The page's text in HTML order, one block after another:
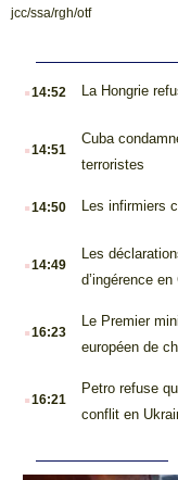
jcc/ssa/rgh/otf
.14:52 La Hongrie
.14:51
Cuba
terroristes
.14:50 Les infirmiers
.14:49
Les
d’ingérence
.16:23
Le Premier
européen de
.16:21
Petro refuse
conflit en